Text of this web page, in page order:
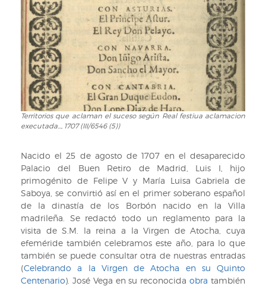
Luisa
Gabriela
de
Saboya,
digna
esposa
de
...Filipo
Quinto...,
1707
(III/6546(5))
suceso
según
Real
festiua
aclamacion
executada...,
1707
(III/6546
(5))
Territorios
que
el
suceso
según
Real
festiua
aclamacion
executada...,
1707
(III/6546
(5))
Territorios que aclaman el suceso según Real festiua aclamacion
executada..., 1707 (III/6546 (5))
Nacido el 25 de agosto de 1707 en el desaparecido
Palacio del Buen Retiro de Madrid, Luis I, hijo
primogénito de Felipe V y María Luisa Gabriela de
Saboya, se convirtió así en el primer soberano español
de la dinastía de los Borbón nacido en la Villa
madrileña. Se redactó todo un reglamento para la
visita de S.M. la reina a la Virgen de Atocha, cuya
efeméride también celebramos este año, para lo que
también se puede consultar otra de nuestras entradas
(Celebrando a la Virgen de Atocha en su Quinto
Centenario). José Vega en su reconocidaobra también